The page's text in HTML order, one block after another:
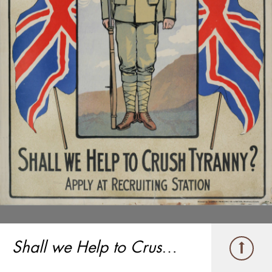
Shall we Help to Crush Tyranny? (Aiderons-nous à écraser la tyrannie?)